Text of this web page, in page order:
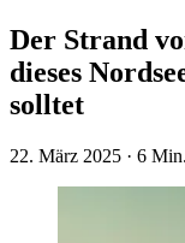
Der Strand
dieses
solltet
22. März 2025 · 6